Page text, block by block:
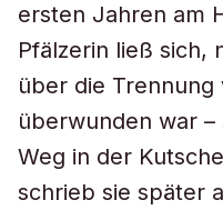
ersten Jahren am
Pfälzerin ließ sich,
über die Trennung
überwunden war –
Weg in der
schrieb sie später